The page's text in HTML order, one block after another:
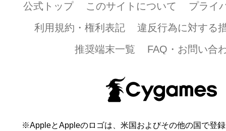
公式トップ このサイトについて
プライ
利用規約・権利表記
違反行為に対する
推奨端末一覧
FAQ・お問い合
※AppleとAppleのロゴは、米国およびその他の国で登